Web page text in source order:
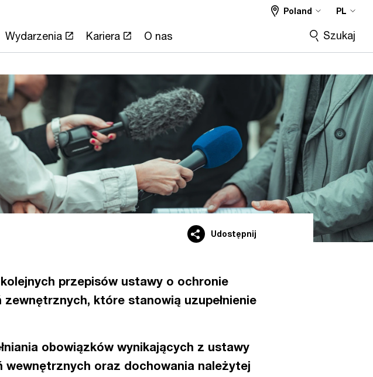
Wydarzenia Kariera O nas
Poland PL
Szukaj
Udostępnij
przepisów ustawy o ochronie
które stanowią uzupełnienie
obowiązków wynikających z ustawy
wewnętrznych oraz dochowania należytej